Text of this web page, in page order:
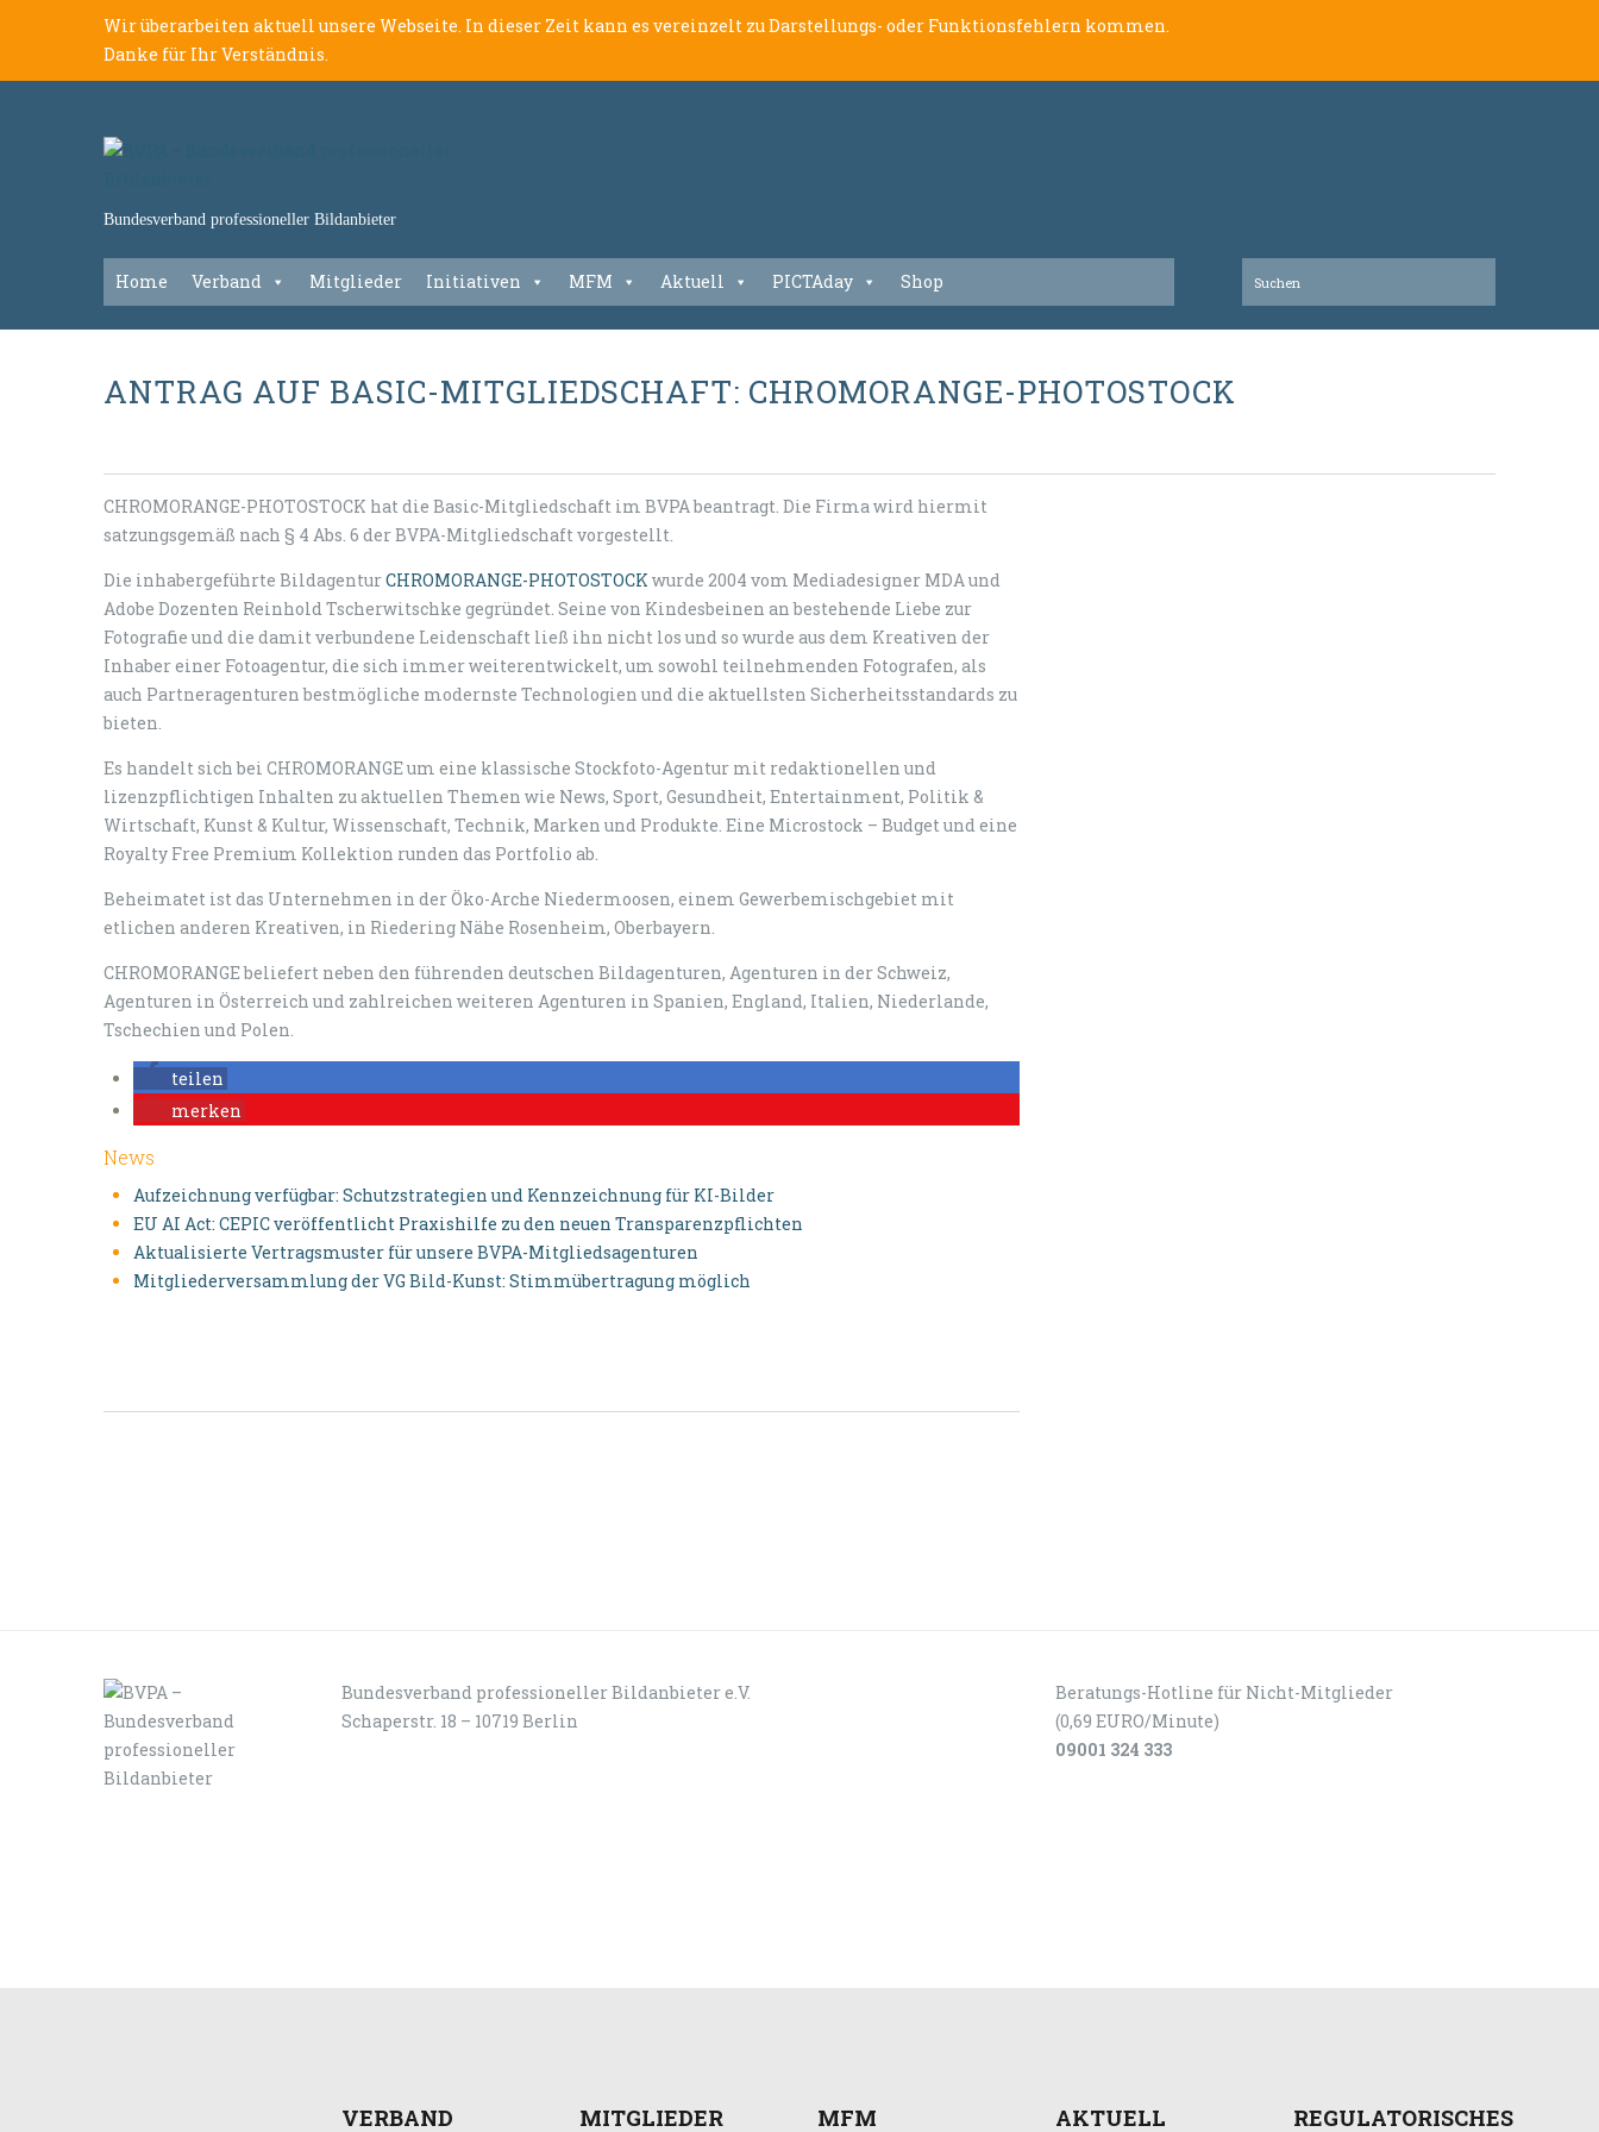
Wir überarbeiten aktuell unsere Webseite. In dieser Zeit kann es vereinzelt zu Darstellungs- oder Funktionsfehlern kommen.
Danke für Ihr Verständnis.
Bundesverband professioneller Bildanbieter
Home Verband Mitglieder Initiativen MFM Aktuell PICTAday Shop
ANTRAG AUF BASIC-MITGLIEDSCHAFT: CHROMORANGE-PHOTOSTOCK
CHROMORANGE-PHOTOSTOCK hat die Basic-Mitgliedschaft im BVPA beantragt. Die Firma wird hiermit
satzungsgemäß nach § 4 Abs. 6 der BVPA-Mitgliedschaft vorgestellt.
Die inhabergeführte BildagenturCHROMORANGE-PHOTOSTOCK wurde 2004 vom Mediadesigner MDA und
Adobe Dozenten Reinhold Tscherwitschke gegründet. Seine von Kindesbeinen an bestehende Liebe zur
Fotografie und die damit verbundene Leidenschaft ließ ihn nicht los und so wurde aus dem Kreativen der
Inhaber einer Fotoagentur, die sich immer weiterentwickelt, um sowohl teilnehmenden Fotografen, als
auch Partneragenturen bestmögliche modernste Technologien und die aktuellsten Sicherheitsstandards zu
bieten.
Es handelt sich bei CHROMORANGE um eine klassische Stockfoto-Agentur mit redaktionellen und
lizenzpflichtigen Inhalten zu aktuellen Themen wie News, Sport, Gesundheit, Entertainment, Politik &
Wirtschaft, Kunst & Kultur, Wissenschaft, Technik, Marken und Produkte. Eine Microstock – Budget und eine
Royalty Free Premium Kollektion runden das Portfolio ab.
Beheimatet ist das Unternehmen in der Öko-Arche Niedermoosen, einem Gewerbemischgebiet mit
etlichen anderen Kreativen, in Riedering Nähe Rosenheim, Oberbayern.
CHROMORANGE beliefert neben den führenden deutschen Bildagenturen, Agenturen in der Schweiz,
Agenturen in Österreich und zahlreichen weiteren Agenturen in Spanien, England, Italien, Niederlande,
Tschechien und Polen.
teilen
merken
News
Aufzeichnung verfügbar: Schutzstrategien und Kennzeichnung für KI-Bilder
EU AI Act: CEPIC veröffentlicht Praxishilfe zu den neuen Transparenzpflichten
Aktualisierte Vertragsmuster für unsere BVPA-Mitgliedsagenturen
Mitgliederversammlung der VG Bild-Kunst: Stimmübertragung möglich
Bundesverband professioneller Bildanbieter e.V.
Schaperstr. 18 – 10719 Berlin
Beratungs-Hotline für Nicht-Mitglieder
(0,69 EURO/Minute)
09001 324 333
VERBAND MITGLIEDER MFM AKTUELL REGULATORISCHES